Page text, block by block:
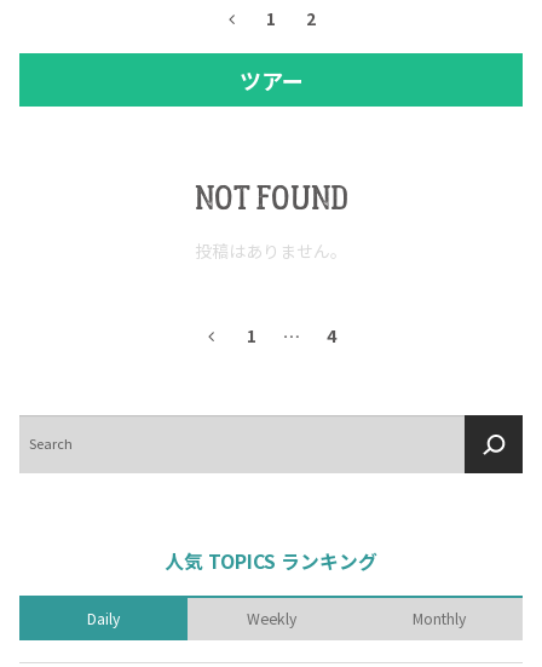
1 2
ツアー
NOT FOUND
投稿はありません。
1 … 4
索
人気 TOPICS ランキング
Daily Weekly Monthly